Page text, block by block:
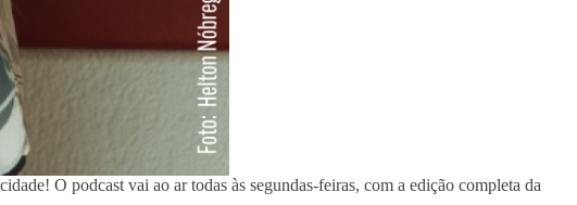
O podcast vai ao ar todas às segundas-feiras, com a edição completa da